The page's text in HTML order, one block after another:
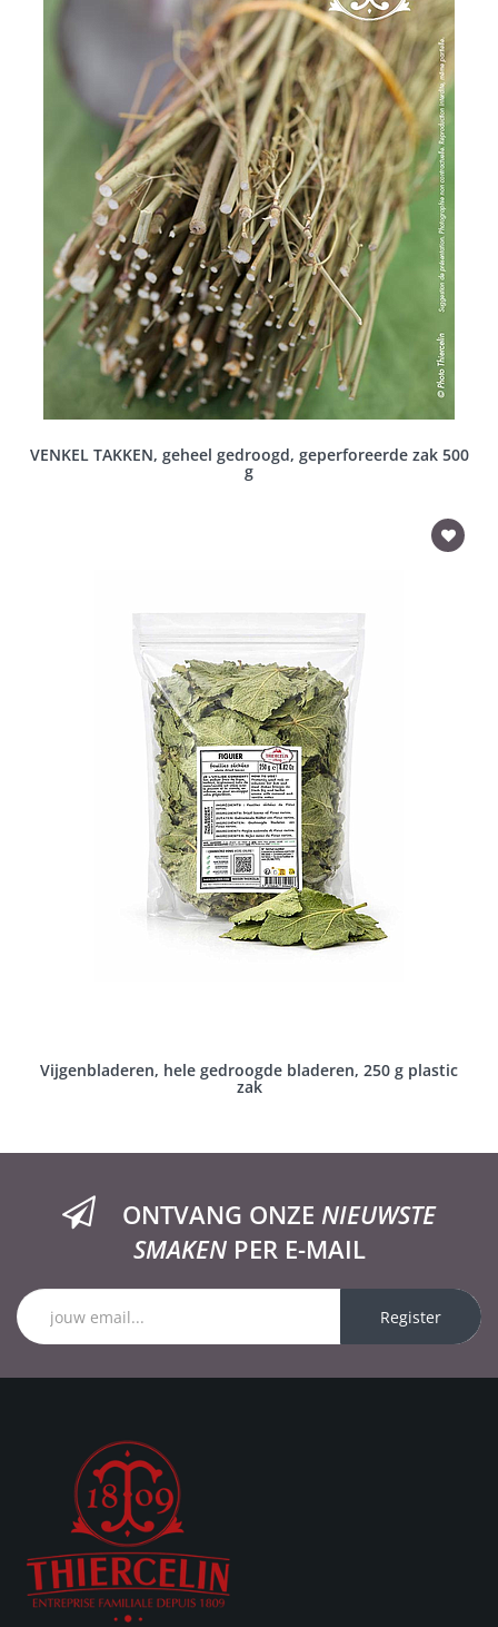
VENKEL TAKKEN, geheel gedroogd, geperforeerde zak 500
g
Vijgenbladeren, hele gedroogde bladeren, 250 g plastic
zak
ONTVANG ONZE NIEUWSTE
SMAKENPER E-MAIL
Register